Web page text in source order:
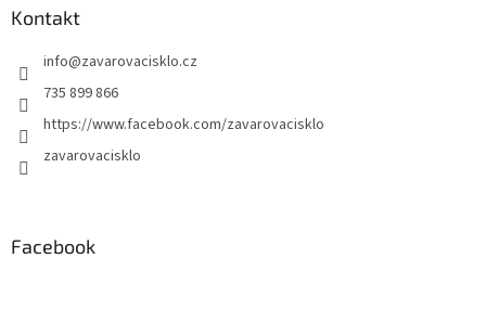
Kontakt
info@zavarovacisklo.cz
735 899 866
https://www.facebook.com/zavarovacisklo
zavarovacisklo
Facebook